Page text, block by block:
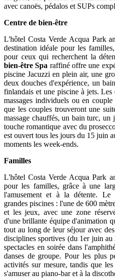
avec canoës, pédalos et SUPs
Centre de bien-être
L'hôtel Costa Verde Acqua Park
destination idéale pour les
pour ceux qui recherchent la
bien-être Spa raffiné offre une
piscine Jacuzzi en plein air, une
deux douches d'expérience, un
finlandais et une piscine à jets.
massages individuels ou en couple
que les couples trouveront une
massage chauffés, un bain turc,
touche romantique avec du
est ouvert tous les jours du 15 juin
moments les week-ends.
Familles
L'hôtel Costa Verde Acqua Park
pour les familles, grâce à une
l'amusement et à la détente. Le
grandes piscines : l'une de 600
et les jeux, avec une zone
d'une brillante équipe d'animation
tout au long de leur séjour avec
disciplines sportives (du 1er juin au
spectacles en soirée dans
danses de groupe. Pour les plus
activités sur mesure, tandis que
s'amuser au piano-bar et à la